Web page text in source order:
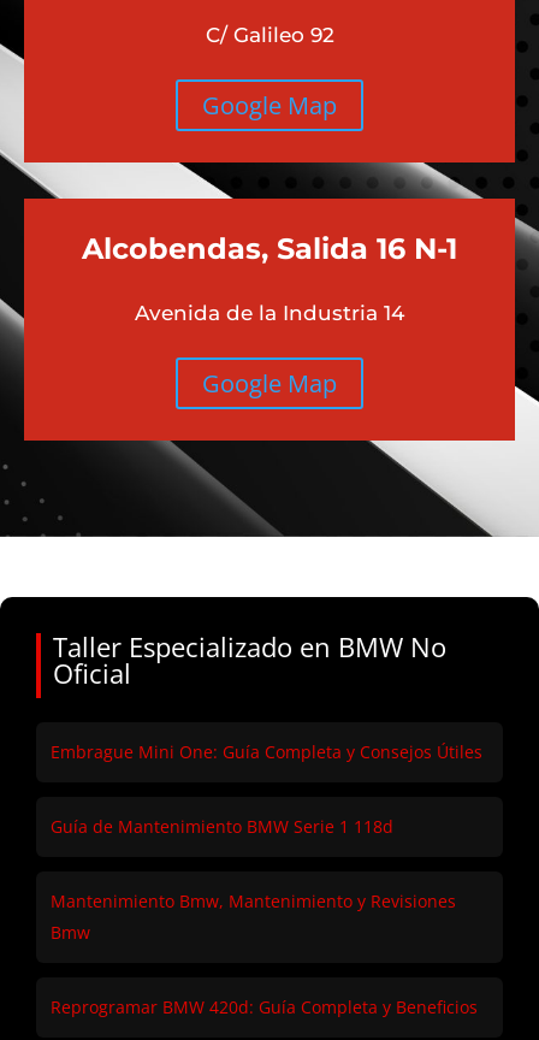
C/ Galileo 92
Google Map
Alcobendas, Salida 16 N-1
Avenida de la Industria 14
Google Map
Taller Especializado en BMW No
Oficial
Embrague Mini One: Guía Completa y Consejos Útiles
Guía de Mantenimiento BMW Serie 1 118d
Mantenimiento Bmw, Mantenimiento y Revisiones
Bmw
Reprogramar BMW 420d: Guía Completa y Beneficios